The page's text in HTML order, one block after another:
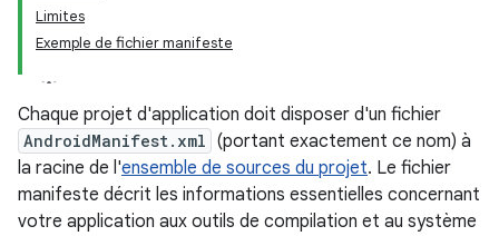
Limites
Exemple de fichier manifeste
Chaque projet d'application doit disposer d'un fichier
AndroidManifest.xml (portant exactement ce nom) à
la racine de l'ensemble de sources du projet. Le fichier
manifeste décrit les informations essentielles concernant
votre application aux outils de compilation et au système